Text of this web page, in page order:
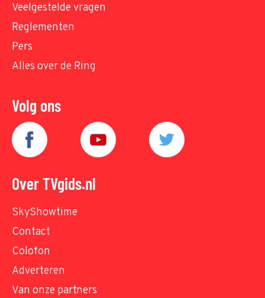
Veelgestelde vragen
Reglementen
Pers
Alles over de Ring
Volg ons
Over TVgids.nl
SkyShowtime
Contact
Colofon
Adverteren
Van onze partners